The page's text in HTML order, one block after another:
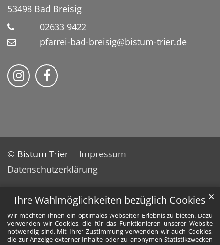
Ihre Wahlmöglichkeiten bezüglich Cookies
Wir möchten Ihnen ein optimales Webseiten-Erlebnis zu bieten. Dazu
verwenden wir Cookies, die für das Funktionieren unserer Website
notwendig sind. Mit Ihrer Zustimmung verwenden wir auch Cookies,
die zur Anzeige externer Inhalte oder zu anonymen Statistikzwecken
✕
53498 Bad Breisig
02633 9422
pfarrei-bad-breisig@bistum-trier.de
Folge uns auf Instragram
Folge uns auf Facebook
© Bistum Trier
Impressum
Datenschutzerklärung